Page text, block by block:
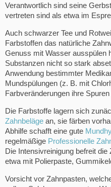
Verantwortlich sind seine
vertreten sind als etwa im
Auch schwarzer Tee und
Farbstoffen das natürliche
Genuss mit Wasser ausspülen
Substanzen nicht so stark
Anwendung bestimmter
Mundspülungen (z. B. mit
Farbveränderungen ihre
Die Farbstoffe lagern sich
Zahnbeläge an, sie färben
Abhilfe schafft eine gute
regelmäßige Professionelle
Die Intensivreinigung befreit
etwa mit Polierpaste,
Vorsicht vor Zahnpasten,